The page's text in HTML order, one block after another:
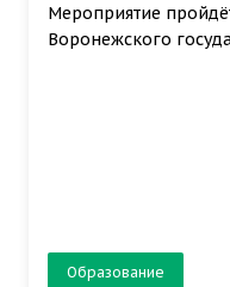
Мероприятие
Воронежского
Образование